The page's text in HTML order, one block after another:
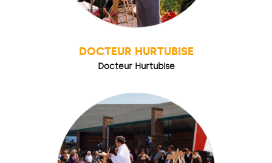
DOCTEUR HURTUBISE
Docteur Hurtubise